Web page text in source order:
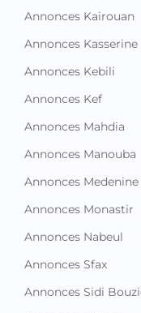
Annonces Kebili
Annonces Kef
Annonces Mahdia
Annonces Manouba
Annonces Medenine
Annonces Monastir
Annonces Nabeul
Annonces Sfax
Annonces Sidi Bouzid
Annonces Siliana
Annonces Sousse